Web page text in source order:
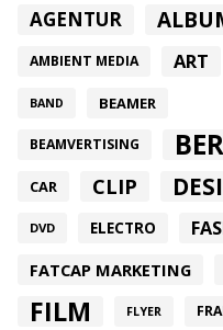
AGENTUR
AMBIENT MEDIA ART
BAND BEAMER
BEAMVERTISING
CAR CLIP
DVD ELECTRO
FATCAP MARKETING
FILM FLYER